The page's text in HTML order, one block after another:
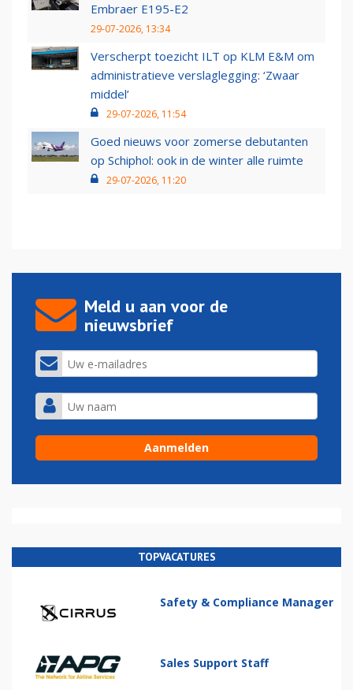
Embraer E195-E2
29-07-2026, 13:34
Verscherpt toezicht ILT op KLM E&M om
administratieve verslaglegging: ‘Zwaar
middel’
29-07-2026, 11:54
Goed nieuws voor zomerse debutanten
op Schiphol: ook in de winter alle ruimte
29-07-2026, 11:20
Meld u aan voor de
nieuwsbrief
TOPVACATURES
Safety & Compliance Manager
Sales Support Staff